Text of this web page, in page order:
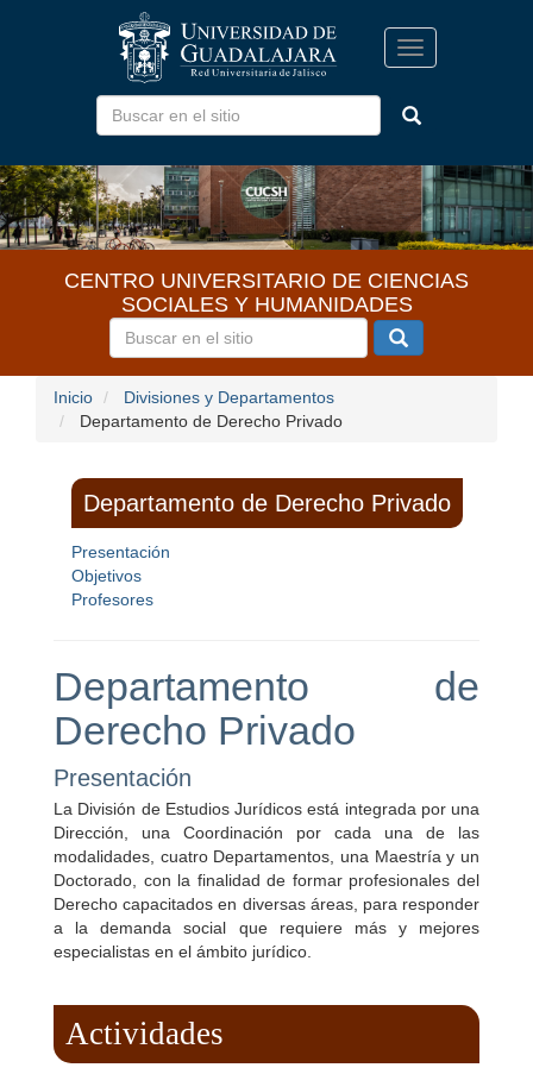
Toggle
navigation
CENTRO UNIVERSITARIO DE CIENCIAS
SOCIALES Y HUMANIDADES
Inicio
Divisiones y Departamentos
Departamento de Derecho Privado
Departamento de
Derecho Privado
Presentación
La División de Estudios Jurídicos está integrada por una
Dirección, una Coordinación por cada una de las
modalidades, cuatro Departamentos, una Maestría y un
Doctorado, con la finalidad de formar profesionales del
Derecho capacitados en diversas áreas, para responder
a la demanda social que requiere más y mejores
especialistas en el ámbito jurídico.
Actividades
Departamento de Derecho Privado
Presentación
Objetivos
Profesores